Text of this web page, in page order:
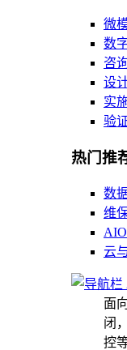
微
数
咨
设
实
验
热门推
数
维
云
面
闭
控